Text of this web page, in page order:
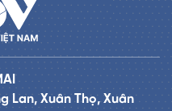
Lan, Xuân Thọ, Xuân